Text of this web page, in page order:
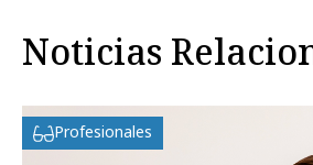
Noticias
Profesionales